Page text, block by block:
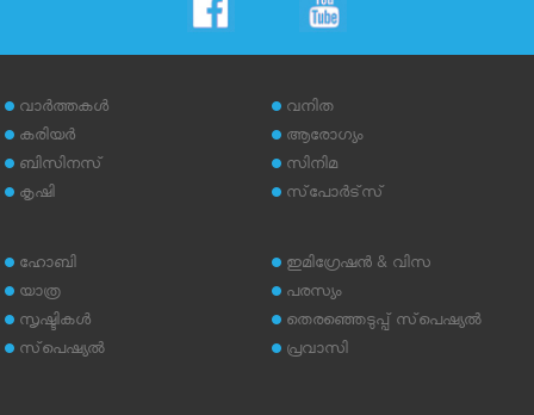
വാര്‍ത്തകള്‍
കരിയര്‍
ബിസിനസ്
കൃഷി
വനിത
ആരോഗ്യം
സിനിമ
സ്‌പോര്‍ട്‌സ്
ഹോബി
യാത്ര
സൃഷ്ടികള്‍
സ്‌പെഷ്യല്‍
ഇമിഗ്രേഷന്‍ & വിസ
പരസ്യം
തെരഞ്ഞെടുപ്പ് സ്‌പെഷ്യല്‍
പ്രവാസി